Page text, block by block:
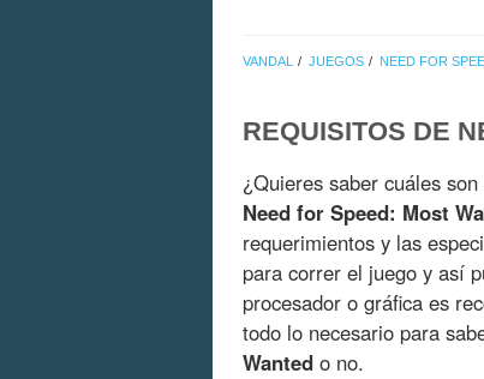
VANDAL JUEGOS NEED FOR
REQUISITOS DE
¿Quieres saber cuáles son
Need for Speed: Most
requerimientos y las
para correr el juego y así
procesador o gráfica es
todo lo necesario para
Wanted o no.